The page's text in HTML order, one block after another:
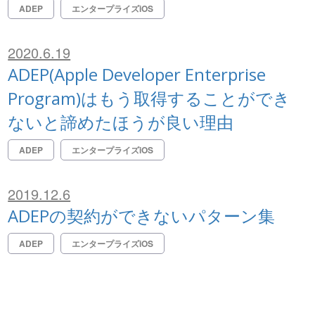
ADEP エンタープライズiOS
2020.6.19
ADEP(Apple Developer Enterprise
Program)はもう取得することができ
ないと諦めたほうが良い理由
ADEP エンタープライズiOS
2019.12.6
ADEPの契約ができないパターン集
ADEP エンタープライズiOS